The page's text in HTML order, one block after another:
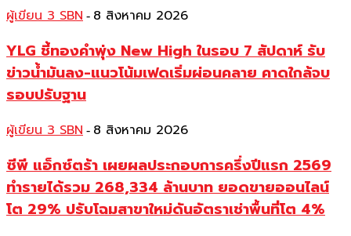
ผู้เขียน 3 SBN - 8 สิงหาคม 2026
YLG ชี้ทองคำพุ่ง New High ในรอบ 7 สัปดาห์ รับ
ข่าวน้ำมันลง-แนวโน้มเฟดเริ่มผ่อนคลาย คาดใกล้จบ
รอบปรับฐาน
ผู้เขียน 3 SBN - 8 สิงหาคม 2026
ซีพี แอ็กซ์ตร้า เผยผลประกอบการครึ่งปีแรก 2569
ทำรายได้รวม 268,334 ล้านบาท ยอดขายออนไลน์
โต 29% ปรับโฉมสาขาใหม่ดันอัตราเช่าพื้นที่โต 4%